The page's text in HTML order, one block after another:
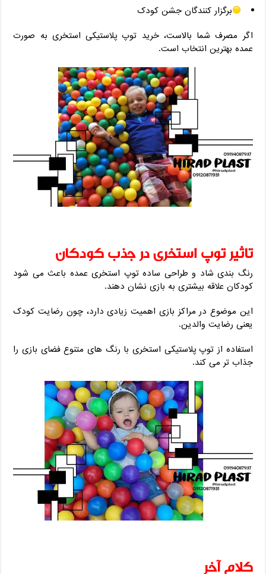
برگزار کنندگان جشن کودک
اگر مصرف شما بالاست، خرید توپ پلاستیکی استخری به‌ صورت
عمده بهترین انتخاب است.
تاثیر توپ استخری در جذب کودکان
رنگ ‌بندی شاد و طراحی ساده توپ استخری عمده باعث می ‌شود
کودکان علاقه بیشتری به بازی نشان دهند.
این موضوع در مراکز بازی اهمیت زیادی دارد، چون رضایت کودک
یعنی رضایت والدین.
استفاده از توپ پلاستیکی استخری با رنگ ‌های متنوع فضای بازی را
جذاب ‌تر می‌ کند.
کلام آخر